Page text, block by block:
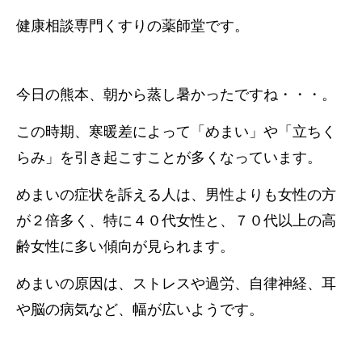
健康相談専門くすりの薬師堂です。
今日の熊本、朝から蒸し暑かったですね・・・。
この時期、寒暖差によって「めまい」や「立ちく
らみ」を引き起こすことが多くなっています。
めまいの症状を訴える人は、男性よりも女性の方
が２倍多く、特に４０代女性と、７０代以上の高
齢女性に多い傾向が見られます。
めまいの原因は、ストレスや過労、自律神経、耳
や脳の病気など、幅が広いようです。